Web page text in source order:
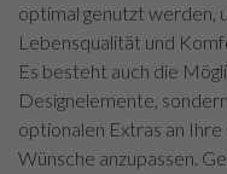
optimal genutzt werden,
Lebensqualität und
Es besteht auch die
Designelemente,
optionalen Extras an
Wünsche anzupassen.